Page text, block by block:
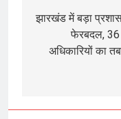
navigation
झारखंड में बड़ा
फेरबदल,
अधिकारियों का